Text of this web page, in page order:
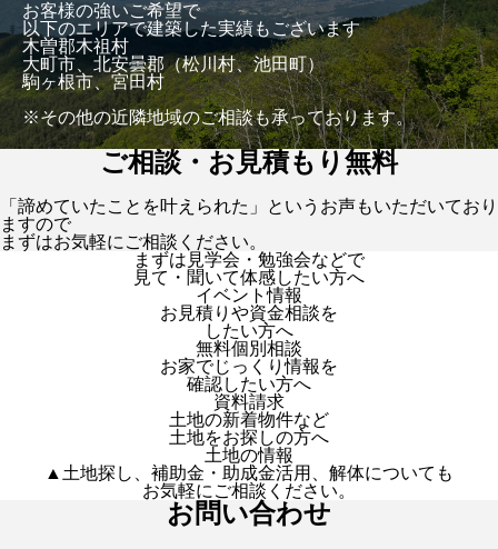
お客様の強いご希望で
以下のエリアで建築した実績もございます
木曽郡木祖村
大町市、北安曇郡（松川村、池田町）
駒ヶ根市、宮田村
※その他の近隣地域のご相談も承っております。
ご相談・お見積もり無料
「諦めていたことを叶えられた」というお声もいただいており
ますので
まずはお気軽にご相談ください。
まずは見学会・勉強会などで
見て・聞いて体感したい方へ
イベント情報
お見積りや資金相談を
したい方へ
無料個別相談
お家でじっくり情報を
確認したい方へ
資料請求
土地の新着物件など
土地をお探しの方へ
土地の情報
▲土地探し、補助金・助成金活用、解体についても
お気軽にご相談ください。
お問い合わせ